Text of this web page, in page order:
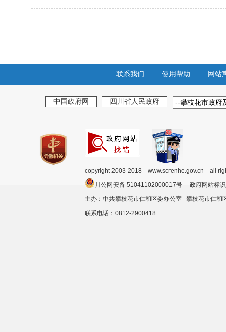
联系我们 使用帮助 网站
中国政府网 四川省人民政府
copyright 2003-2018 www.screnhe.gov.cn all
川公网安备 51041102000017号 政府网站
主办：中共攀枝花市仁和区委办公室 攀枝花市仁
联系电话：0812-2900418